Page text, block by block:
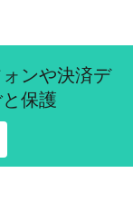
式ブログ
ンや決済デ
保護